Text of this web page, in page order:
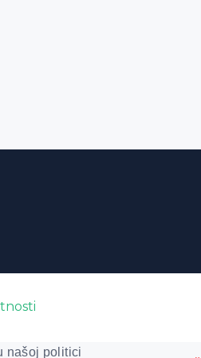
našoj politici